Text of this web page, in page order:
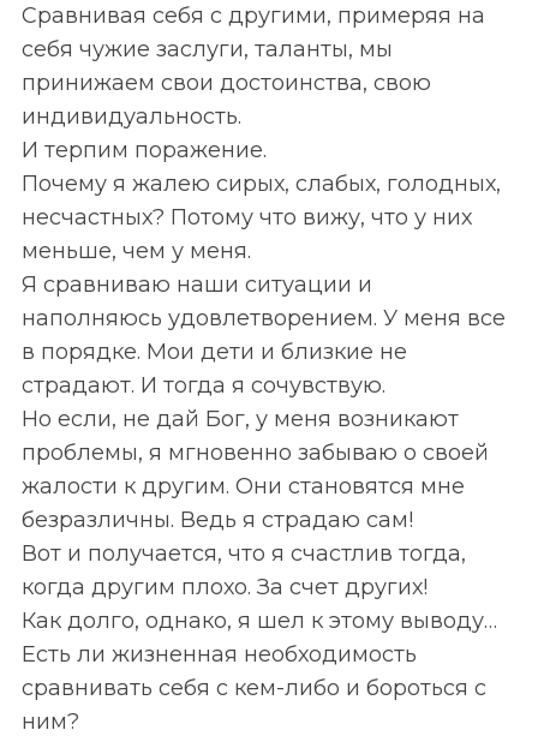
Сравнивая себя с другими, примеряя на
себя чужие заслуги, таланты, мы
принижаем свои достоинства, свою
индивидуальность.
И терпим поражение.
Почему я жалею сирых, слабых, голодных,
несчастных? Потому что вижу, что у них
меньше, чем у меня.
Я сравниваю наши ситуации и
наполняюсь удовлетворением. У меня все
в порядке. Мои дети и близкие не
страдают. И тогда я сочувствую.
Но если, не дай Бог, у меня возникают
проблемы, я мгновенно забываю о своей
жалости к другим. Они становятся мне
безразличны. Ведь я страдаю сам!
Вот и получается, что я счастлив тогда,
когда другим плохо. За счет других!
Как долго, однако, я шел к этому выводу…
Есть ли жизненная необходимость
сравнивать себя с кем-либо и бороться с
ним?